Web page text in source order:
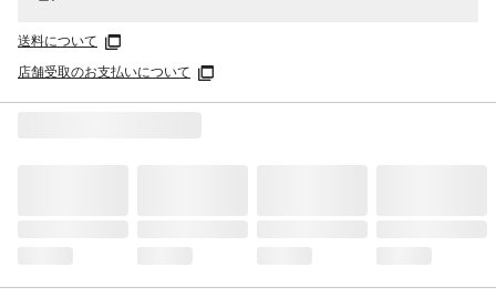
送料について
店舗受取のお支払いについて